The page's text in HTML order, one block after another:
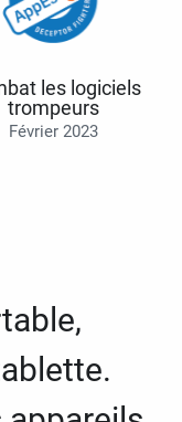
les logiciels
trompeurs
Février 2023